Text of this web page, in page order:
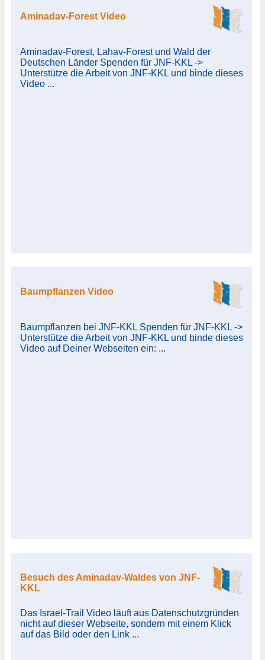
Aminadav-Forest Video
Aminadav-Forest, Lahav-Forest und Wald der
Deutschen Länder Spenden für JNF-KKL ->
Unterstütze die Arbeit von JNF-KKL und binde dieses
Video ...
Baumpflanzen Video
Baumpflanzen bei JNF-KKL Spenden für JNF-KKL ->
Unterstütze die Arbeit von JNF-KKL und binde dieses
Video auf Deiner Webseiten ein: ...
Besuch des Aminadav-Waldes von JNF-
KKL
Das Israel-Trail Video läuft aus Datenschutzgründen
nicht auf dieser Webseite, sondern mit einem Klick
auf das Bild oder den Link ...